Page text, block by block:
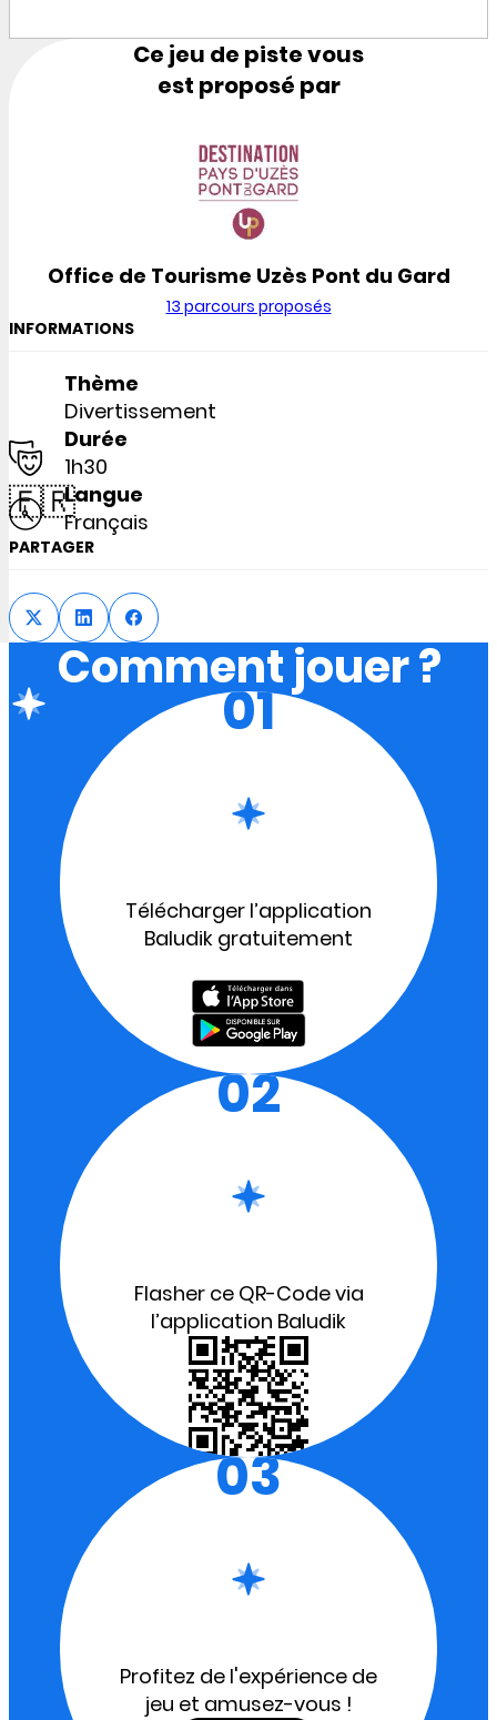
Ce jeu de piste vous
est proposé par
Office de Tourisme Uzès Pont du Gard
13 parcours proposés
INFORMATIONS
Thème
Divertissement
Durée
1h30
🇫🇷Langue
Français
PARTAGER
Comment jouer ?
01
Télécharger l’application
Baludik gratuitement
02
Flasher ce QR-Code via
l’application Baludik
03
Profitez de l'expérience de
jeu et amusez-vous !